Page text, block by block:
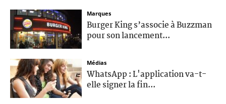
Marques
Burger King s’associe à Buzzman
pour son lancement...
Médias
WhatsApp : L'application va-t-
elle signer la fin...